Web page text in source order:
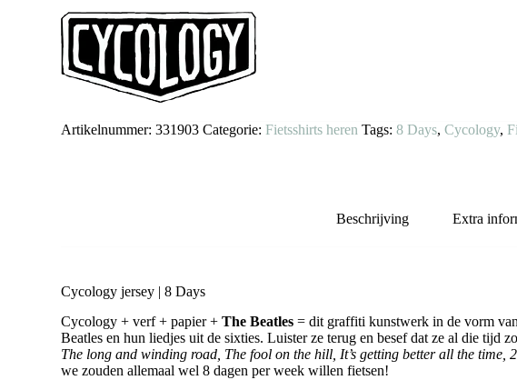
aantal
Artikelnummer:331903 Categorie:Fietsshirts heren Tags:8 Days,Cycology,
Beschrijving Extra
Cycology jersey | 8 Days
Cycology + verf + papier +The Beatles = dit graffiti kunstwerk in de vorm
Beatles en hun liedjes uit de sixties. Luister ze terug en besef dat ze al die tijd
The long and winding road, The fool on the hill, It’s getting better all the time,
we zouden allemaal wel 8 dagen per week willen fietsen!